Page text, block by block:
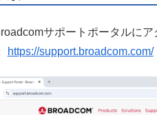
サポートポータルにア
https://support.broadcom.com/